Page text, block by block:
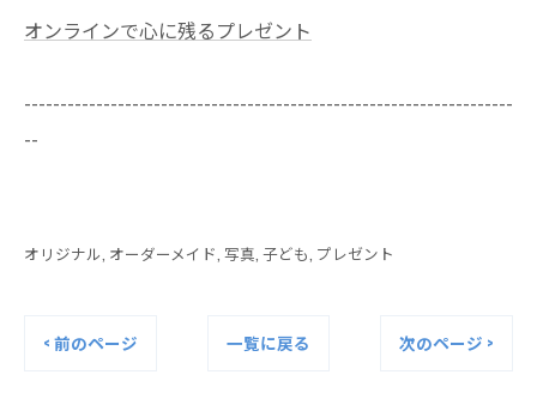
オンラインで心に残るプレゼント
--------------------------------------------------------------------
--
オリジナル オーダーメイド 写真 子ども プレゼント
< 前のページ 一覧に戻る 次のページ >